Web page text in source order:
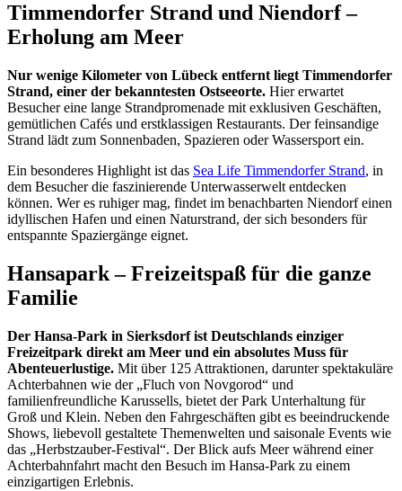
Timmendorfer Strand und Niendorf –
Erholung am Meer
Nur wenige Kilometer von Lübeck entfernt liegt Timmendorfer
Strand, einer der bekanntesten Ostseeorte. Hier erwartet
Besucher eine lange Strandpromenade mit exklusiven Geschäften,
gemütlichen Cafés und erstklassigen Restaurants. Der feinsandige
Strand lädt zum Sonnenbaden, Spazieren oder Wassersport ein.
Ein besonderes Highlight ist das Sea Life Timmendorfer Strand, in
dem Besucher die faszinierende Unterwasserwelt entdecken
können. Wer es ruhiger mag, findet im benachbarten Niendorf einen
idyllischen Hafen und einen Naturstrand, der sich besonders für
entspannte Spaziergänge eignet.
Hansapark – Freizeitspaß für die ganze
Familie
Der Hansa-Park in Sierksdorf ist Deutschlands einziger
Freizeitpark direkt am Meer und ein absolutes Muss für
Abenteuerlustige. Mit über 125 Attraktionen, darunter spektakuläre
Achterbahnen wie der „Fluch von Novgorod“ und
familienfreundliche Karussells, bietet der Park Unterhaltung für
Groß und Klein. Neben den Fahrgeschäften gibt es beeindruckende
Shows, liebevoll gestaltete Themenwelten und saisonale Events wie
das „Herbstzauber-Festival“. Der Blick aufs Meer während einer
Achterbahnfahrt macht den Besuch im Hansa-Park zu einem
einzigartigen Erlebnis.